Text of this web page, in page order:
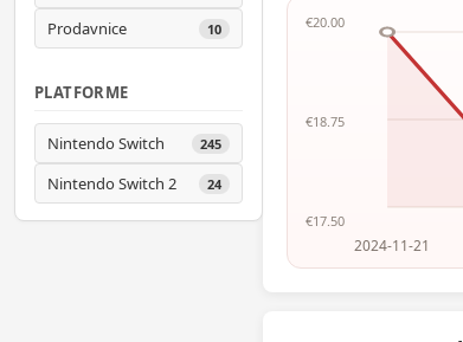
Prodavnice 10
PLATFORME
Nintendo Switch 245
Nintendo Switch 2 24
€20.00
€18.75
€17.50
2024-11-21